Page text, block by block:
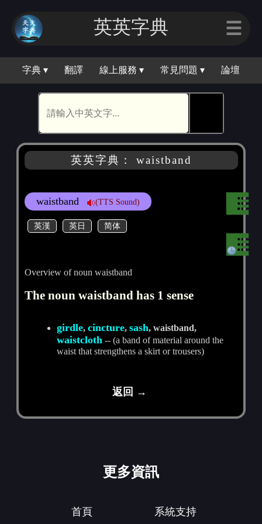
英英字典 ☰
字典 ▾ 翻譯 線上服務 ▾ 常見問題 ▾ 論壇
英英字典： waistband
waistband (TTS Sound)
英漢 英日 简体
Overview of noun waistband
The noun waistband has 1 sense
girdle,cincture,sash, waistband,
waistcloth -- (a band of material around the
waist that strengthens a skirt or trousers)
返回 →
更多資訊
首頁 系統支持